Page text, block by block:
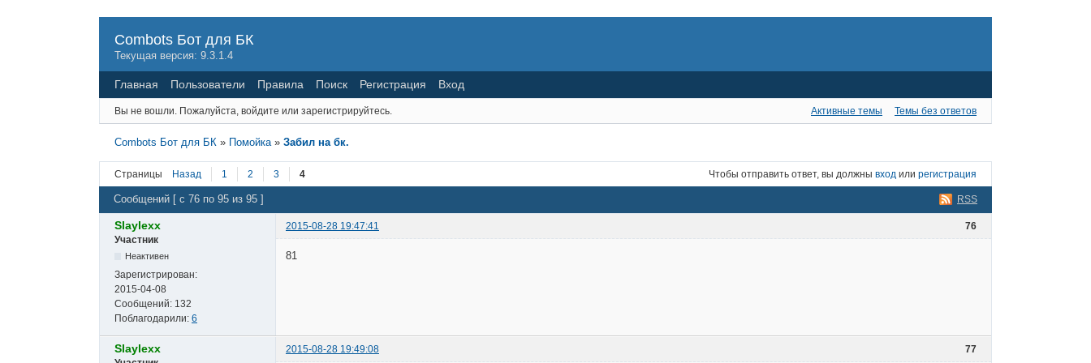
Combots Бот для БК
Текущая версия: 9.3.1.4
Главная Пользователи Правила Поиск Регистрация Вход
Вы не вошли. Пожалуйста, войдите или зарегистрируйтесь. Активные темы Темы без ответов
Combots Бот для БК » Помойка »Забил на бк.
Страницы Назад 1 2 3 4 Чтобы отправить ответ, вы должны вход или регистрация
RSS
Сообщений [ с 76 по 95 из 95 ]
76
Slaylexx
2015-08-28 19:47:41
Участник
Неактивен
Зарегистрирован:
2015-04-08
Сообщений: 132
Поблагодарили: 6
81
77
Slaylexx
2015-08-28 19:49:08